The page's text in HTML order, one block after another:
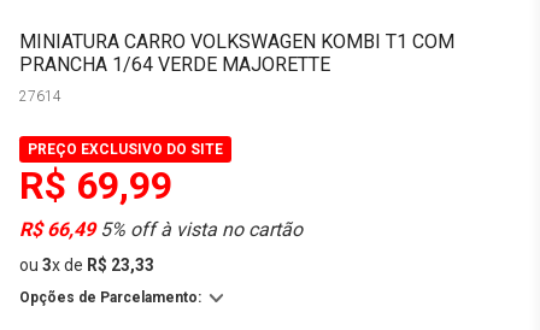
MINIATURA CARRO VOLKSWAGEN KOMBI T1 COM
PRANCHA 1/64 VERDE MAJORETTE
27614
PREÇO EXCLUSIVO DO SITE
R$ 69,99
R$ 66,495% off à vista no cartão
ou 3xde R$ 23,33
Opções de Parcelamento: